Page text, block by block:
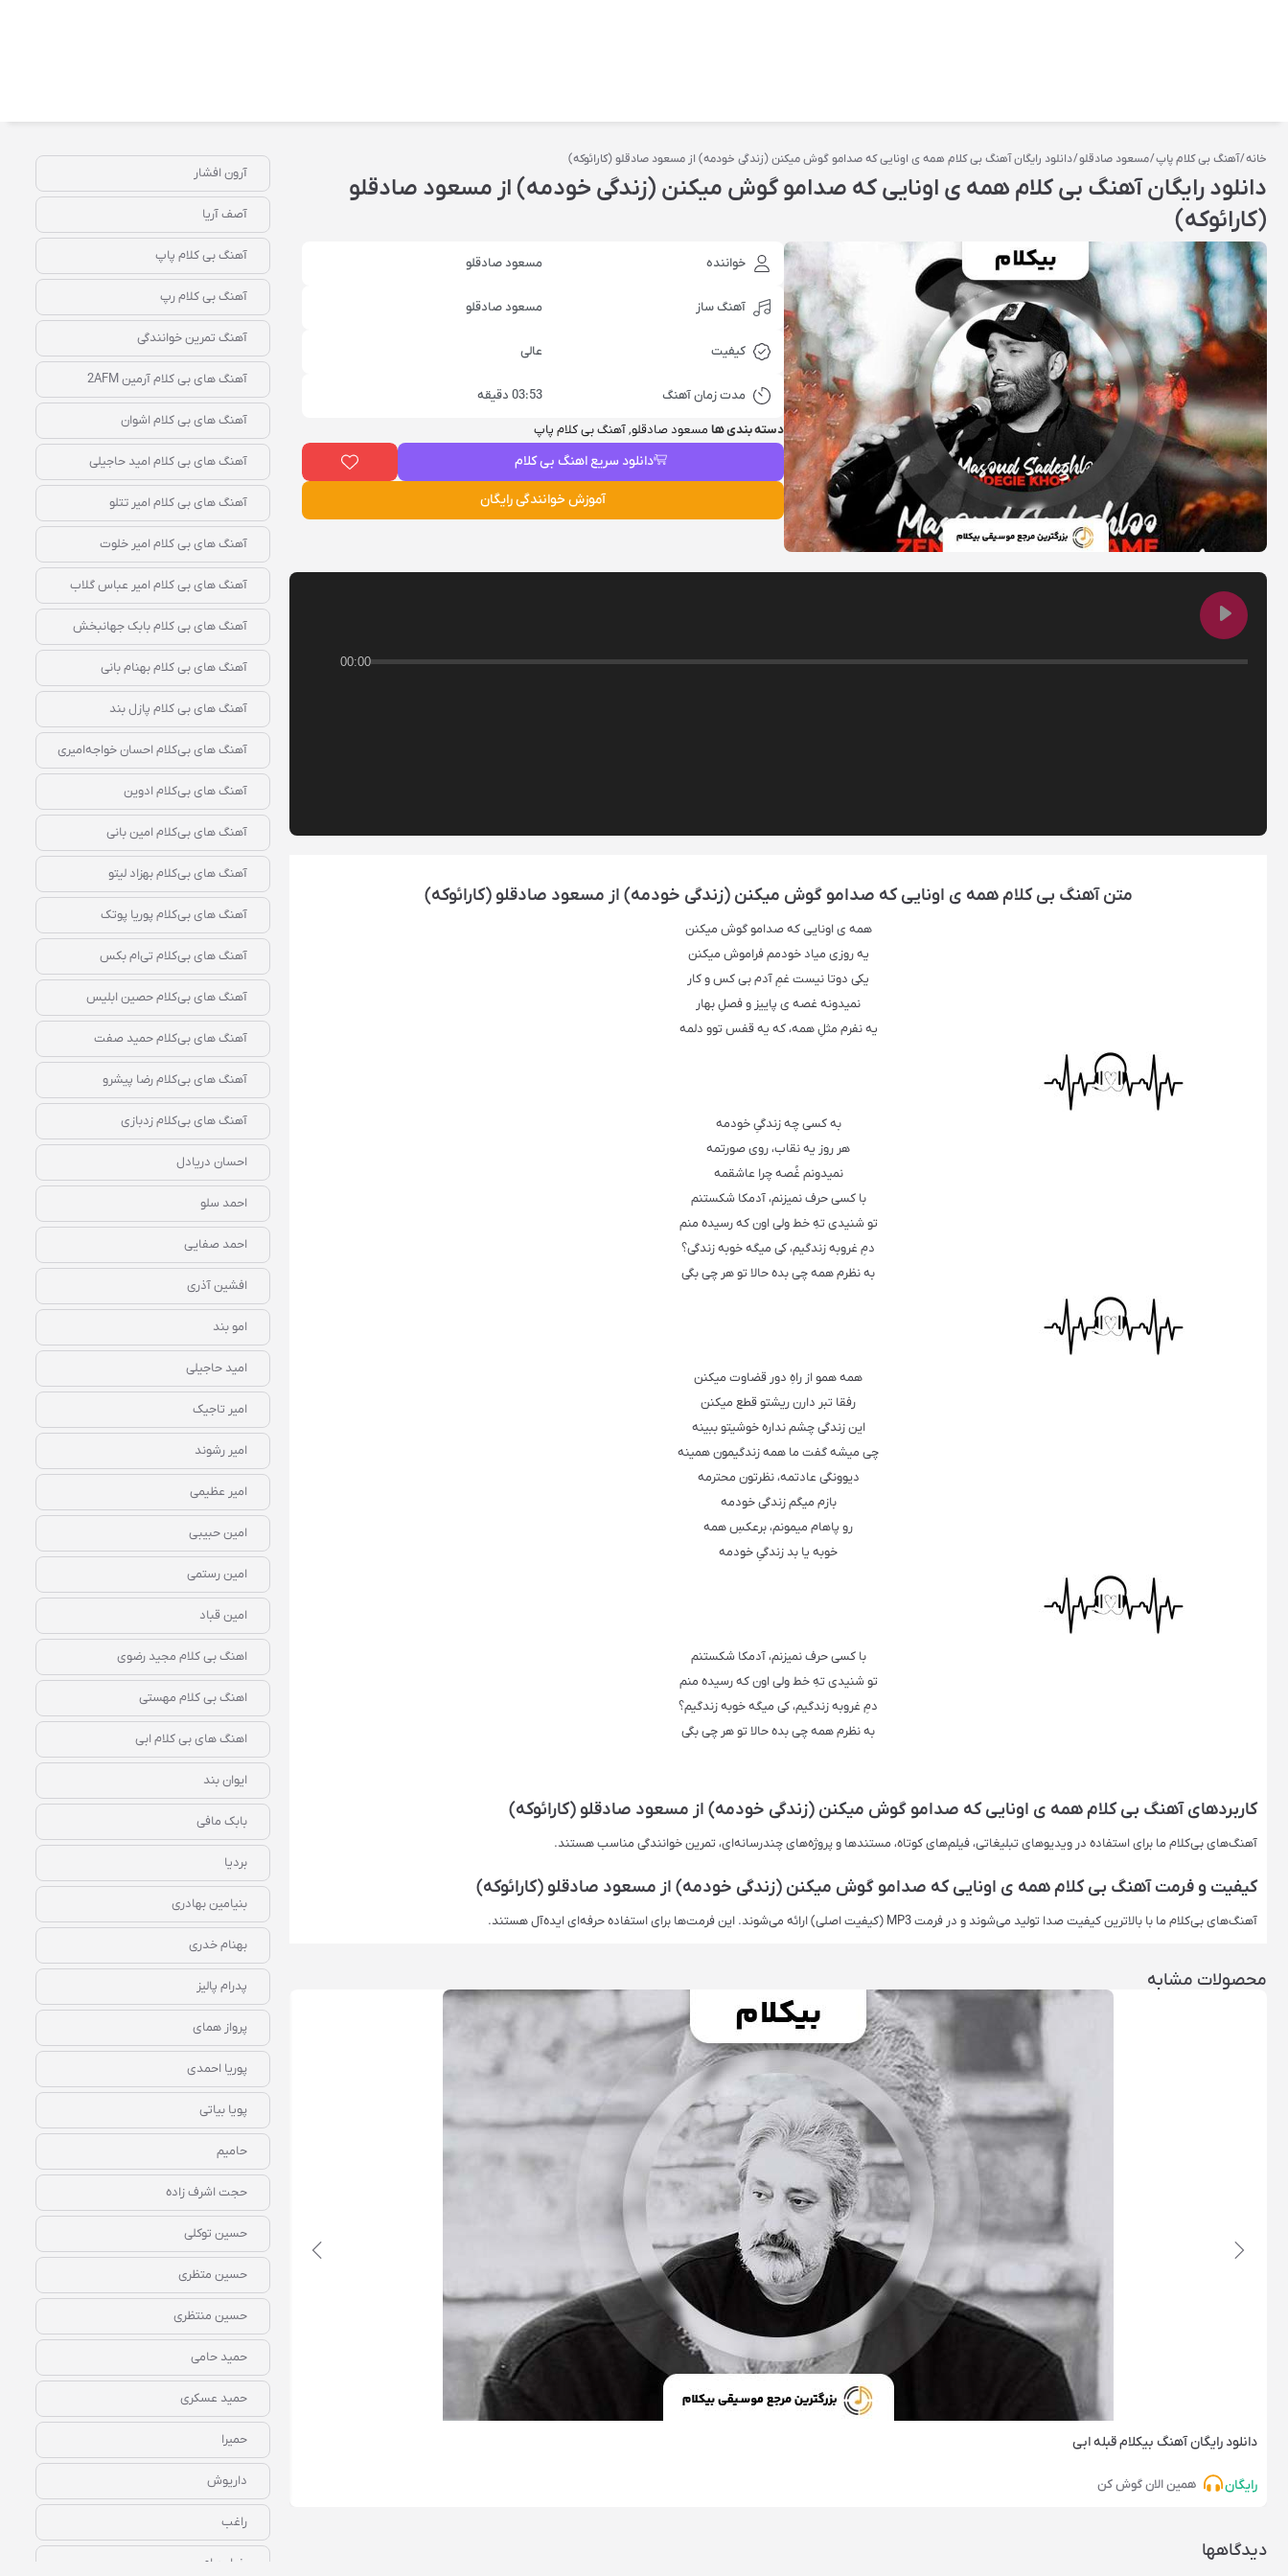
خانه/آهنگ بی کلام پاپ/مسعود صادقلو/ دانلود رایگان آهنگ بی کلام همه ی اونایی که صدامو گوش میکنن (زندگی خودمه) از مسعود صادقلو (کارائوکه)
دانلود رایگان آهنگ بی کلام همه ی اونایی که صدامو گوش میکنن (زندگی خودمه) از مسعود صادقلو
(کارائوکه)
خواننده مسعود صادقلو
آهنگ ساز مسعود صادقلو
کیفیت عالی
مدت زمان آهنگ 03:53 دقیقه
دسته بندی ها مسعود صادقلو,آهنگ بی کلام پاپ
دانلود سریع اهنگ بی کلام
آموزش خوانندگی رایگان
00:00
متن آهنگ بی کلام همه ی اونایی که صدامو گوش میکنن (زندگی خودمه) از مسعود صادقلو (کارائوکه)
همه ی اونایی که صدامو گوش میکنن
یه روزی میاد خودمم فراموش میکنن
یکی دوتا نیست غمِ آدم بی کس و کار
نمیدونه غصه ی پاییز و فصلِ بهار
یه نفرم مثلِ همه، که یه قفس توو دلمه
به کسی چه زندگیِ خودمه
هر روز یه نقاب، روی صورتمه
نمیدونم غُصه چرا عاشقمه
با کسی حرف نمیزنم، آدمکا شکستنم
تو شنیدی تهِ خط ولی اون که رسیده منم
دمِ غروبه زندگیم، کی میگه خوبه زندگی؟
به نظرم همه چی بده حالا تو هر چی بگی
همه همو از راهِ دور قضاوت میکنن
رفقا تبر دارن ریشتو قطع میکنن
این زندگی چشم نداره خوشیتو ببینه
چی میشه گفت ما همه زندگیمون همینه
دیوونگی عادتمه، نظرتون محترمه
بازم میگم زندگی خودمه
رو پاهام میمونم، برعکسِ همه
خوبه یا بد زندگیِ خودمه
با کسی حرف نمیزنم، آدمکا شکستنم
تو شنیدی تهِ خط ولی اون که رسیده منم
دمِ غروبه زندگیم، کی میگه خوبه زندگیم؟
به نظرم همه چی بده حالا تو هر چی بگی
کاربردهای آهنگ بی کلام همه ی اونایی که صدامو گوش میکنن (زندگی خودمه) از مسعود صادقلو (کارائوکه)
آهنگ‌های بی‌کلام ما برای استفاده در ویدیوهای تبلیغاتی، فیلم‌های کوتاه، مستندها و پروژه‌های چندرسانه‌ای، تمرین خوانندگی مناسب هستند.
کیفیت و فرمت آهنگ بی کلام همه ی اونایی که صدامو گوش میکنن (زندگی خودمه) از مسعود صادقلو (کارائوکه)
آهنگ‌های بی‌کلام ما با بالاترین کیفیت صدا تولید می‌شوند و در فرمت‌ MP3 (کیفیت اصلی) ارائه می‌شوند. این فرمت‌ها برای استفاده حرفه‌ای ایده‌آل هستند.
محصولات مشابه
دانلود رایگان آهنگ‌ بیکلام قبله ابی
رایگان همین الان گوش کن
دانلود رایگان آهنگ‌ بیکلام قصه عشق ابی
همین الان گوش کن
دیدگاهها
آرون افشار
آصف آریا
آهنگ بی کلام پاپ
آهنگ بی کلام رپ
آهنگ تمرین خوانندگی
آهنگ‌ های بی‌ کلام آرمین 2AFM
آهنگ‌ های بی‌ کلام اشوان
آهنگ‌ های بی‌ کلام امید حاجیلی
آهنگ‌ های بی‌ کلام امیر تتلو
آهنگ‌ های بی‌ کلام امیر خلوت
آهنگ‌ های بی‌ کلام امیر عباس گلاب
آهنگ‌ های بی‌ کلام بابک جهانبخش
آهنگ‌ های بی‌ کلام بهنام بانی
آهنگ‌ های بی‌ کلام پازل بند
آهنگ‌ های بی‌کلام احسان خواجه‌امیری
آهنگ‌ های بی‌کلام ادوین
آهنگ‌ های بی‌کلام امین بانی
آهنگ‌ های بی‌کلام بهزاد لیتو
آهنگ‌ های بی‌کلام پوریا پوتک
آهنگ‌ های بی‌کلام تی‌ام بکس
آهنگ‌ های بی‌کلام حصین ابلیس
آهنگ‌ های بی‌کلام حمید صفت
آهنگ‌ های بی‌کلام رضا پیشرو
آهنگ‌ های بی‌کلام زدبازی
احسان دریادل
احمد سلو
احمد صفایی
افشین آذری
امو بند
امید حاجیلی
امیر تاجیک
امیر رشوند
امیر عظیمی
امین حبیبی
امین رستمی
امین قباد
اهنگ بی کلام مجید رضوی
اهنگ بی کلام مهستی
اهنگ های بی کلام ابی
ایوان بند
بابک مافی
بردیا
بنیامین بهادری
بهنام خدری
پدرام پالیز
پرواز همای
پوریا احمدی
پویا بیاتی
حامیم
حجت اشرف زاده
حسین توکلی
حسین متظری
حسین منتظری
حمید حامی
حمید عسکری
حمیرا
داریوش
راغب
رضا بهرام